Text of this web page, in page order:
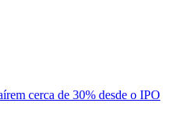
cerca de 30% desde o IPO